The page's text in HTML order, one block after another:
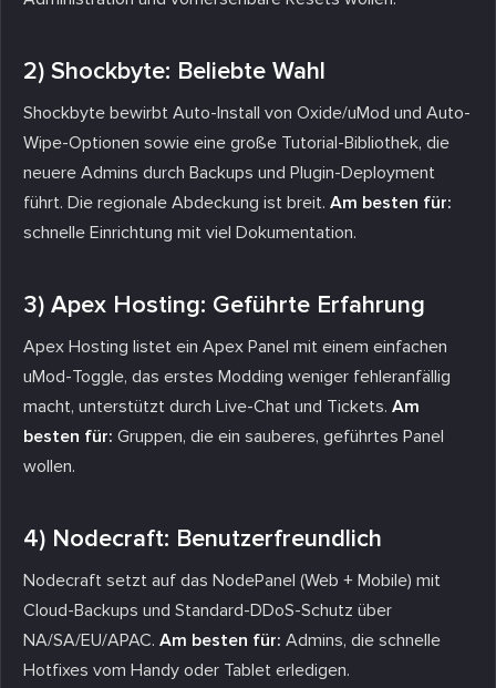
2) Shockbyte: Beliebte Wahl
Shockbyte bewirbt Auto-Install von Oxide/uMod und Auto-
Wipe-Optionen sowie eine große Tutorial-Bibliothek, die
neuere Admins durch Backups und Plugin-Deployment
führt. Die regionale Abdeckung ist breit. Am besten für:
schnelle Einrichtung mit viel Dokumentation.
3) Apex Hosting: Geführte Erfahrung
Apex Hosting listet ein Apex Panel mit einem einfachen
uMod-Toggle, das erstes Modding weniger fehleranfällig
macht, unterstützt durch Live-Chat und Tickets. Am
besten für: Gruppen, die ein sauberes, geführtes Panel
wollen.
4) Nodecraft: Benutzerfreundlich
Nodecraft setzt auf das NodePanel (Web + Mobile) mit
Cloud-Backups und Standard-DDoS-Schutz über
NA/SA/EU/APAC. Am besten für: Admins, die schnelle
Hotfixes vom Handy oder Tablet erledigen.